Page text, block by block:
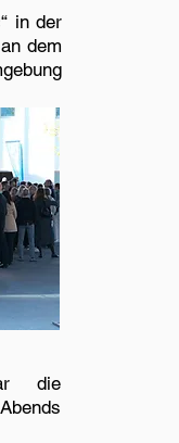
in der
dem
die